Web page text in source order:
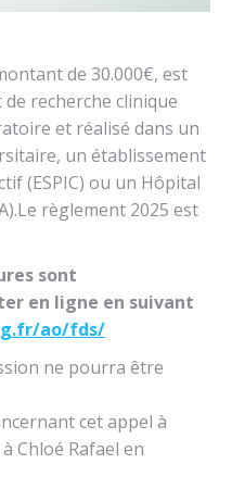
de 30.000€, est
recherche clinique
et réalisé dans un
un établissement
(ESPIC) ou un Hôpital
règlement 2025 est
sont
en ligne en suivant
ao/fds/
ne pourra être
cet appel à
Chloé Rafael en